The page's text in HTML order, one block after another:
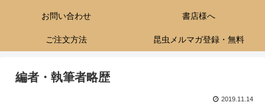
お問い合わせ 書店様へ
ご注文方法 昆虫メルマガ登録・無料
編者・執筆者略歴
2019.11.14